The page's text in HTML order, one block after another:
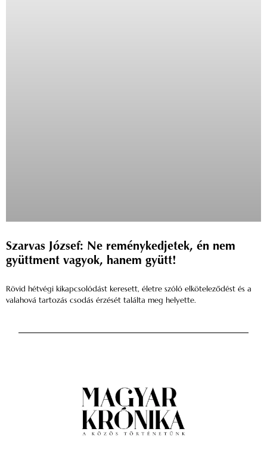
Szarvas József: Ne reménykedjetek, én nem
gyüttment vagyok, hanem gyütt!
Rövid hétvégi kikapcsolódást keresett, életre szóló elköteleződést és a
valahová tartozás csodás érzését találta meg helyette.